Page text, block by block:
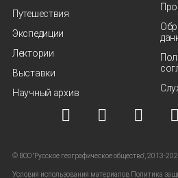
Путешествия
Экспедиции
Лектории
Выставки
Научный архив
© ВОО "Русское географическое общество", 2013-
Условия использования материалов Политика